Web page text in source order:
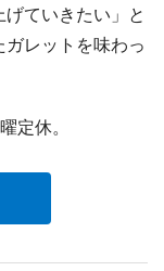
ていきたい」と
レットを味わっ
定休。